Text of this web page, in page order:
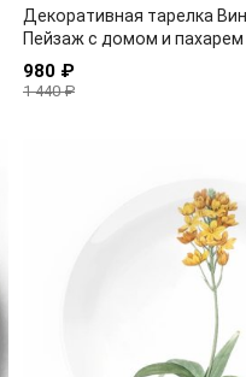
Декоративная тарелка
Пейзаж с домом и пахарем
980 ₽
1 440 ₽